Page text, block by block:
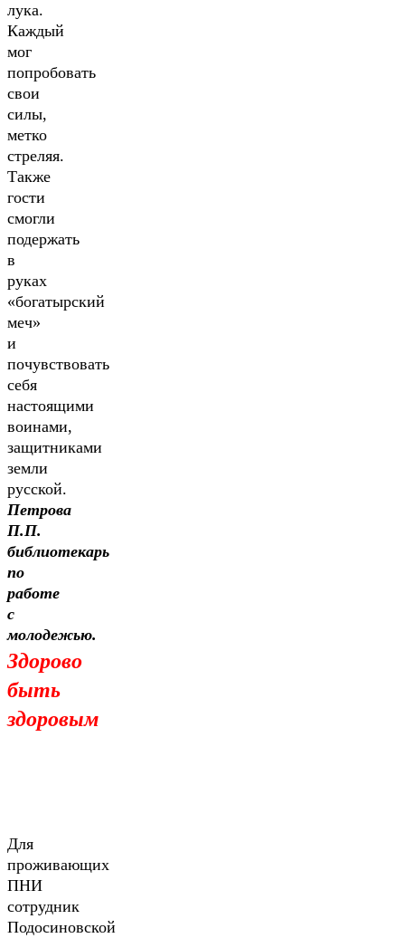
лука.
Каждый
мог
попробовать
свои
силы,
метко
стреляя.
Также
гости
смогли
подержать
в
руках
«богатырский
меч»
и
почувствовать
себя
настоящими
воинами,
защитниками
земли
русской.
Петрова
П.П.
библиотекарь
по
работе
с
молодежью.
Здорово
быть
здоровым
Для
проживающих
ПНИ
сотрудник
Подосиновской